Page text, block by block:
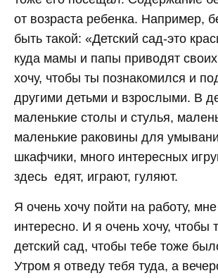
от возраста ребенка. Например,
быть такой: «Детский сад-это
куда мамы и папы приводят
хочу, чтобы ты познакомился и
другими детьми и взрослыми. В
маленькие столы и стулья,
маленькие раковины для
шкафчики, много интересных
здесь едят, играют, гуляют.
Я очень хочу пойти на работу,
интересно. И я очень хочу, чтобы
детский сад, чтобы тебе тоже
Утром я отведу тебя туда, а